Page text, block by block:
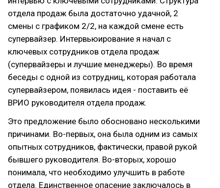
отдела продаж была достаточно удачной, 2
смены с графиком 2/2, на каждой смене есть
супервайзер. Интервьюирование я начал с
ключевых сотрудников отдела продаж
(супервайзеры и лучшие менеджеры). Во время
беседы с одной из сотрудниц, которая работала
супервайзером, появилась идея - поставить её
ВРИО руководителя отдела продаж.
Это предложение было обосновано несколькими
причинами. Во-первых, она была одним из самых
опытных сотрудников, фактически, правой рукой
бывшего руководителя. Во-вторых, хорошо
понимала, что необходимо улучшить в работе
отдела. Единственное опасение заключалось в